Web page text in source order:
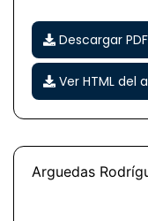
Descargar
Ver HTML del
Arguedas